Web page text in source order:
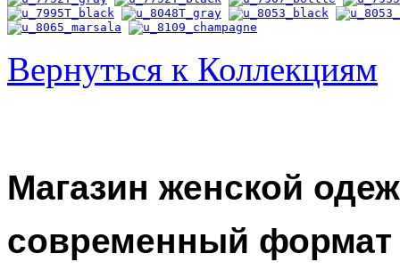
Вернуться к Коллекциям
Магазин женской
современный формат